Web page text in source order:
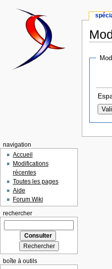
navigation
Accueil
Modifications
récentes
Toutes les pages
Aide
Forum Wiki
rechercher
boîte à outils